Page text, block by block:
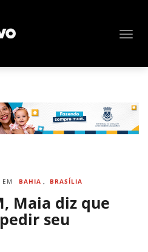
EM BAHIA , BRASÍLIA
Maia diz que
seu